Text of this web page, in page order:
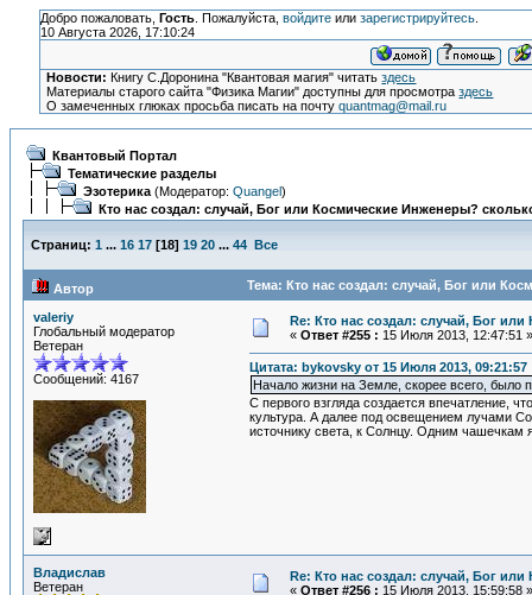
Добро пожаловать, Гость. Пожалуйста, войдитеили зарегистрируйтесь.
10 Августа 2026, 17:10:24
Новости: Книгу С.Доронина "Квантовая магия" читатьздесь
Материалы старого сайта "Физика Магии" доступны для просмотраздесь
О замеченных глюках просьба писать на почтуquantmag@mail.ru
Квантовый Портал
Тематические разделы
Эзотерика (Модератор: Quangel)
Кто нас создал: случай, Бог или Космические Инженеры?
Страниц: 1 ... 16 17 [18] 19 20 ... 44 Все
Автор Тема: Кто нас создал: случай, Бог или
valeriy
Глобальный модератор
Ветеран
Сообщений: 4167
Re: Кто нас создал: случай, Бог
« Ответ #255 : 15 Июля 2013, 12:47:51 »
Цитата: bykovsky от 15 Июля 2013, 09:21:57
Начало жизни на Земле, скорее всего,
С первого взгляда создается впечатление,
культура. А далее под освещением лучами
источнику света, к Солнцу. Одним чашечкам
Владислав
Ветеран
Re: Кто нас создал: случай, Бог
« Ответ #256 : 15 Июля 2013, 15:59:58 »